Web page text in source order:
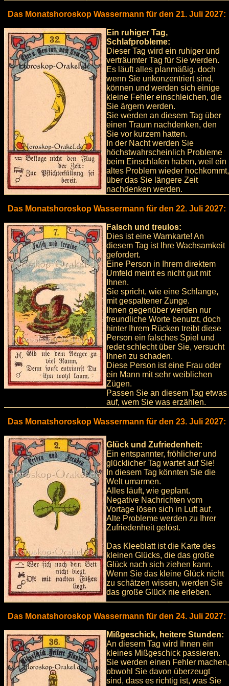
Das Monatshoroskop Wassermann für den 21. Juli 2027:
Ein ruhiger Tag,
Schlafprobleme:
Dieser Tag wird ein ruhiger und
verträumter Tag für Sie werden.
Es läuft alles planmäßig, doch
wenn Sie unkonzentriert sind,
können und werden sich einige
kleine Fehler einschleichen, die
Sie ärgern werden.
Sie werden an diesem Tag über
einen Traum nachdenken, den
Sie vor kurzem hatten.
In der Nacht werden Sie
höchstwahrscheinlich Probleme
beim Einschlafen haben, weil ein
altes Problem wieder hochkommt,
über das Sie längere Zeit
nachdenken werden.
Das Monatshoroskop Wassermann für den 22. Juli 2027:
Falsch und treulos:
Dies ist eine Warnkarte! An
diesem Tag ist Ihre Wachsamkeit
gefordert.
Eine Person in Ihrem direktem
Umfeld meint es nicht gut mit
Ihnen.
Sie spricht, wie eine Schlange,
mit gespaltener Zunge.
Ihnen gegenüber werden nur
freundliche Worte benutzt, doch
hinter Ihrem Rücken treibt diese
Person ein falsches Spiel und
redet schlecht über Sie, versucht
Ihnen zu schaden.
Diese Person ist eine Frau oder
ein Mann mit sehr weiblichen
Zügen.
Passen Sie an diesem Tag etwas
auf, wem Sie was erzählen.
Das Monatshoroskop Wassermann für den 23. Juli 2027:
Glück und Zufriedenheit:
Ein entspannter, fröhlicher und
glücklicher Tag wartet auf Sie!
In diesem Tag könnten Sie die
Welt umarmen.
Alles läuft, wie geplant.
Negative Nachrichten vom
Vortage lösen sich in Luft auf.
Alte Probleme werden zu Ihrer
Zufriedenheit gelöst.
Das Kleeblatt ist die Karte des
kleinen Glücks, die das große
Glück nach sich ziehen kann.
Wenn Sie das kleine Glück nicht
zu schätzen wissen, werden Sie
das große Glück nie erleben.
Das Monatshoroskop Wassermann für den 24. Juli 2027:
Mißgeschick, heitere Stunden:
An diesem Tag wird Ihnen ein
kleines Mißgeschick passieren.
Sie werden einen Fehler machen,
obwohl Sie davon überzeugt
sind, dass es richtig ist, was Sie